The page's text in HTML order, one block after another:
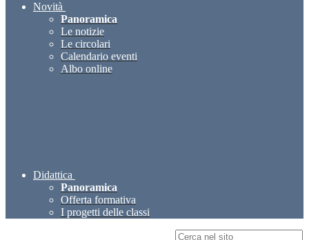
Novità
Panoramica
Le notizie
Le circolari
Calendario eventi
Albo online
Didattica
Panoramica
Offerta formativa
I progetti delle classi